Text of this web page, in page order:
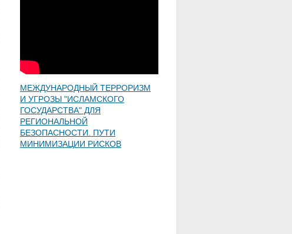
МЕЖДУНАРОДНЫЙ ТЕРРОРИЗМ
И УГРОЗЫ "ИСЛАМСКОГО
ГОСУДАРСТВА" ДЛЯ
РЕГИОНАЛЬНОЙ
БЕЗОПАСНОСТИ. ПУТИ
МИНИМИЗАЦИИ РИСКОВ